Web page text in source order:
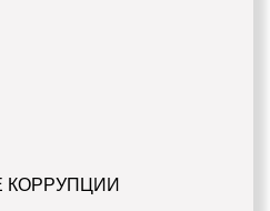
КОРРУПЦИИ